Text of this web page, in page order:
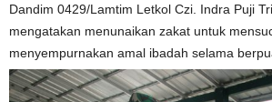
Dandim 0429/Lamtim Letkol Czi. Indra Puji
mengatakan menunaikan zakat untuk
menyempurnakan amal ibadah selama